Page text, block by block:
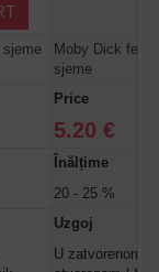
sjeme
Moby Dick
sjeme
Price
5.20 €
Înălțime
20 - 25 %
Uzgoj
U zatvorenom /